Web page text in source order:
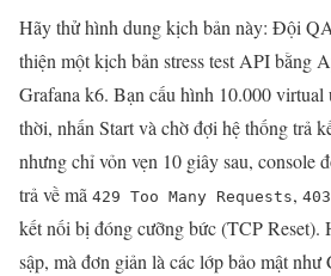
Hãy thử hình dung kịch bản này: Đội
thiện một kịch bản stress test API bằng
Grafana k6. Bạn cấu hình 10.000
thời, nhấn Start và chờ đợi hệ thống trả
nhưng chỉ vỏn vẹn 10 giây sau, console
trả về mã 429 Too Many Requests,
kết nối bị đóng cưỡng bức (TCP Reset).
sập, mà đơn giản là các lớp bảo mật